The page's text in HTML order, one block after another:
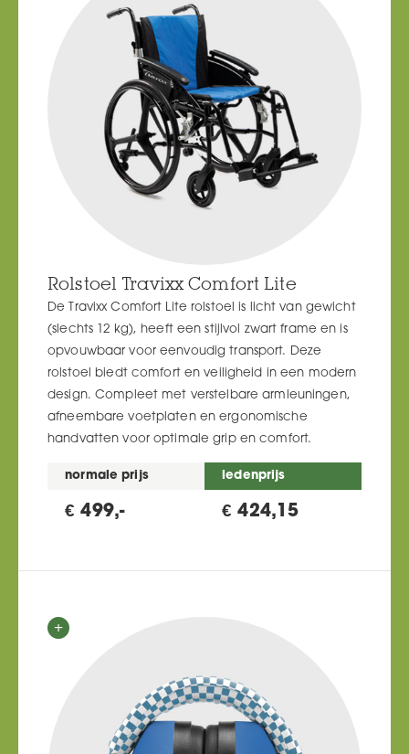
Rolstoel Travixx Comfort Lite
De Travixx Comfort Lite rolstoel is licht van gewicht
(slechts 12 kg), heeft een stijlvol zwart frame en is
opvouwbaar voor eenvoudig transport. Deze
rolstoel biedt comfort en veiligheid in een modern
design. Compleet met verstelbare armleuningen,
afneembare voetplaten en ergonomische
handvatten voor optimale grip en comfort.
normale prijs
€ 499,-
ledenprijs
€ 424,15